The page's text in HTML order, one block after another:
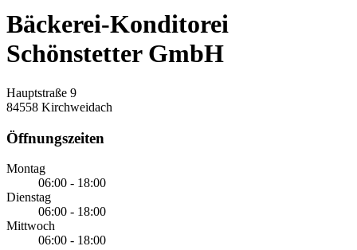
Bäckerei-Konditorei
Schönstetter GmbH
Hauptstraße 9
84558 Kirchweidach
Öffnungszeiten
Montag
06:00 - 18:00
Dienstag
06:00 - 18:00
Mittwoch
06:00 - 18:00